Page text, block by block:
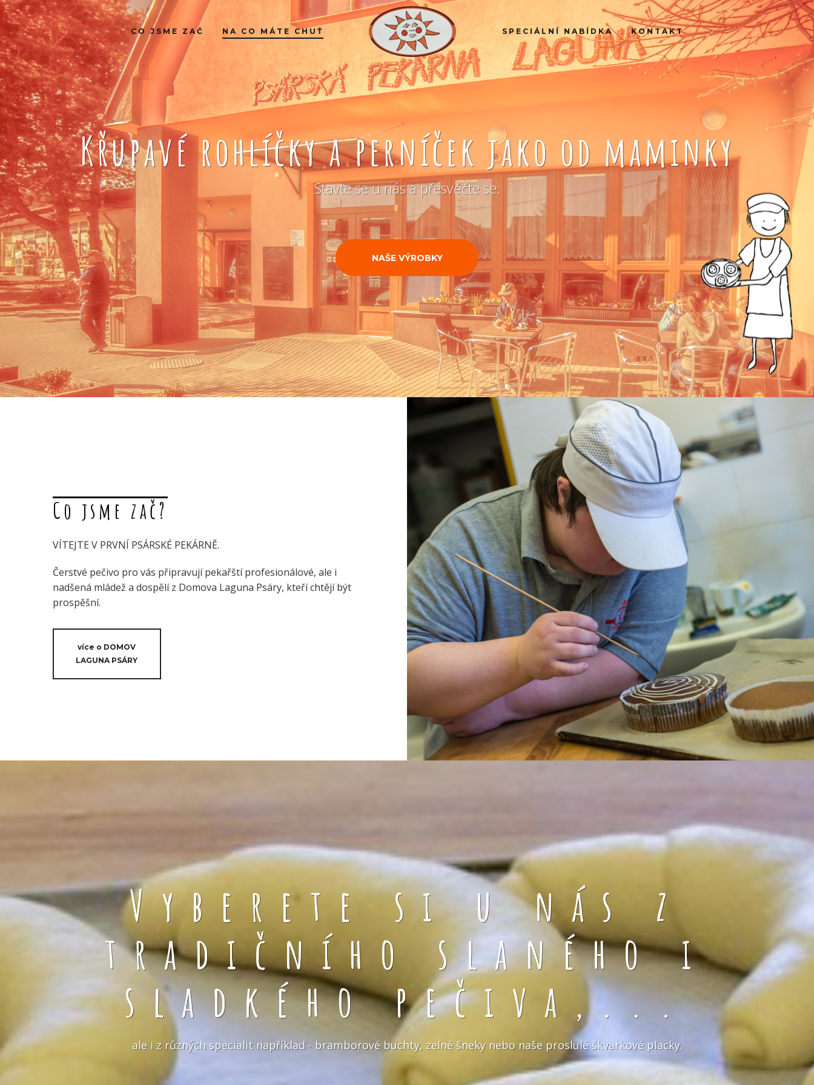
CO JSME ZAČ NA CO MÁTE CHUŤ SPECIÁLNÍ NABÍDKA KONTAKT
Křupavé rohlíčky a perníček jako od maminky
Stavte se u nás a přesvěčte se.
NAŠE VÝROBKY
Co jsme zač?
VÍTEJTE V PRVNÍ PSÁRSKÉ PEKÁRNĚ.
Čerstvé pečivo pro vás připravují pekařští profesionálové, ale i
nadšená mládež a dospělí z Domova Laguna Psáry, kteří chtějí být
prospěšní.
více o DOMOV
LAGUNA PSÁRY
Vyberete si u nás z
tradičního slaného i
sladkého pečiva,...
ale i z různých specialit například - bramborové buchty, zelné šneky nebo naše proslulé škvarkové placky.